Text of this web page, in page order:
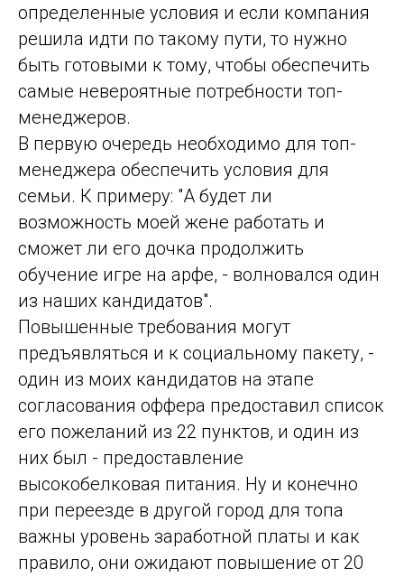
определенные условия и если компания
решила идти по такому пути, то нужно
быть готовыми к тому, чтобы обеспечить
самые невероятные потребности топ-
менеджеров.
В первую очередь необходимо для топ-
менеджера обеспечить условия для
семьи. К примеру: "А будет ли
возможность моей жене работать и
сможет ли его дочка продолжить
обучение игре на арфе, - волновался один
из наших кандидатов".
Повышенные требования могут
предъявляться и к социальному пакету, -
один из моих кандидатов на этапе
согласования оффера предоставил список
его пожеланий из 22 пунктов, и один из
них был - предоставление
высокобелковая питания. Ну и конечно
при переезде в другой город для топа
важны уровень заработной платы и как
правило, они ожидают повышение от 20